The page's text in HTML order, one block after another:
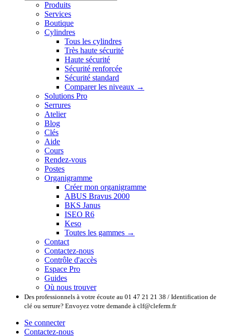
Produits
Services
Boutique
Cylindres
Tous les cylindres
Très haute sécurité
Haute sécurité
Sécurité renforcée
Sécurité standard
Comparer les niveaux →
Solutions Pro
Serrures
Atelier
Blog
Clés
Aide
Cours
Rendez-vous
Postes
Organigramme
Créer mon organigramme
ABUS Bravus 2000
BKS Janus
ISEO R6
Keso
Toutes les gammes →
Contact
Contactez-nous
Contrôle d'accès
Espace Pro
Guides
Où nous trouver
Des professionnels à votre écoute au 01 47 21 21 38 / Identification de
clé ou serrure? Envoyez votre demande à clf@cleferm.fr
Se connecter
Contactez-nous